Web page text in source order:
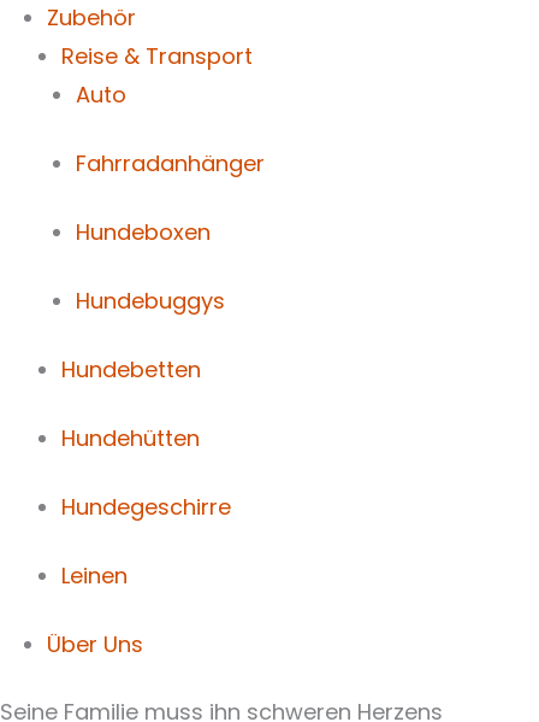
Zubehör
Reise & Transport
Auto
Fahrradanhänger
Hundeboxen
Hundebuggys
Hundebetten
Hundehütten
Hundegeschirre
Leinen
Über Uns
Seine Familie muss ihn schweren Herzens